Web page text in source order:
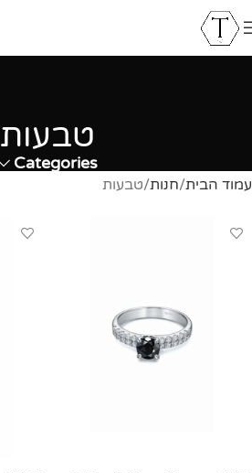
טבעות
Categories
עמוד הבית חנות טבעות